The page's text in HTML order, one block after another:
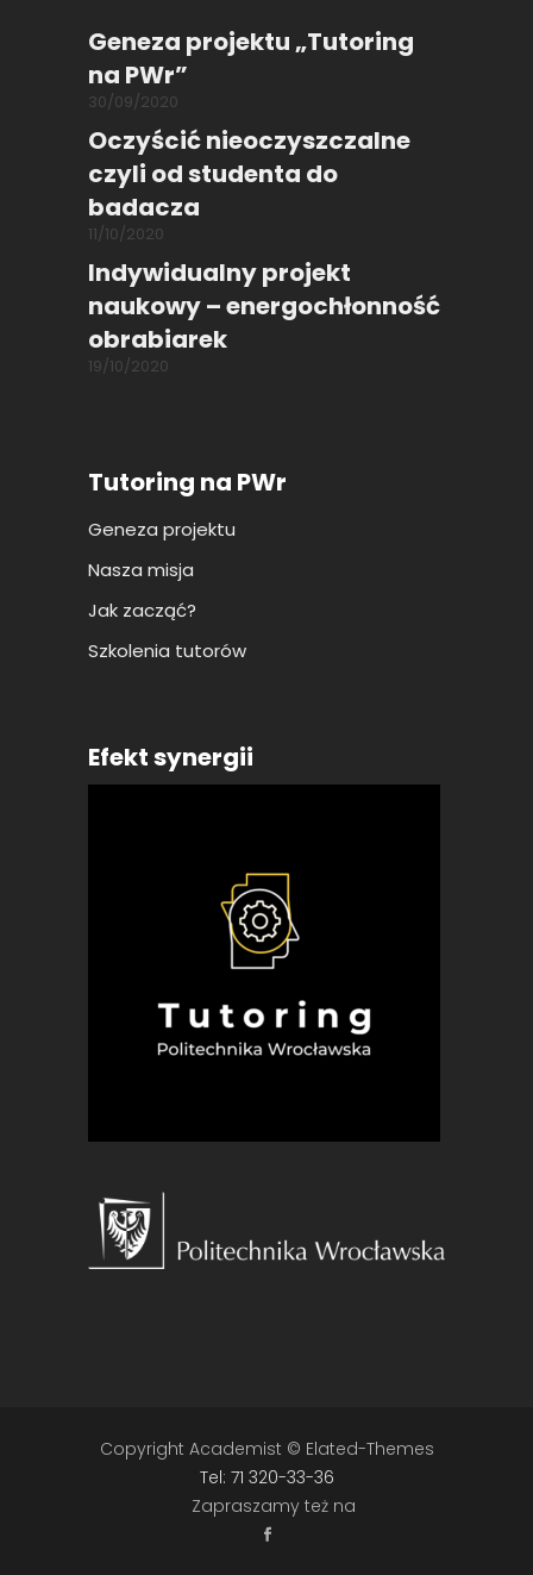
Geneza projektu „Tutoring
na PWr”
30/09/2020
Oczyścić nieoczyszczalne
czyli od studenta do
badacza
11/10/2020
Indywidualny projekt
naukowy – energochłonność
obrabiarek
19/10/2020
Tutoring na PWr
Geneza projektu
Nasza misja
Jak zacząć?
Szkolenia tutorów
Efekt synergii
Copyright Academist © Elated-Themes
Tel: 71 320-33-36
Zapraszamy też na